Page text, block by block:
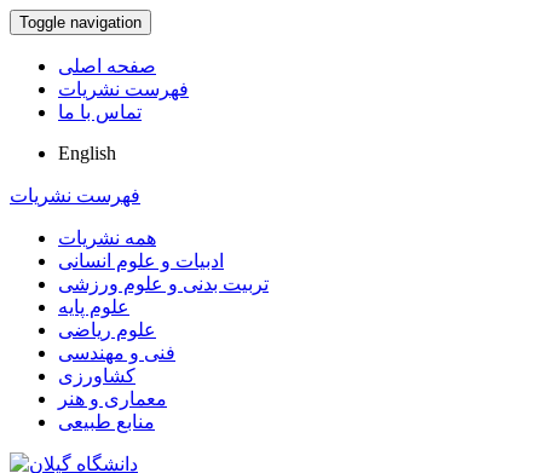
Toggle navigation
صفحه اصلی
فهرست نشریات
تماس با ما
English
فهرست نشریات
همه نشریات
ادبیات و علوم انسانی
تربیت بدنی و علوم ورزشی
علوم پایه
علوم ریاضی
فنی و مهندسی
کشاورزی
معماری و هنر
منابع طبیعی